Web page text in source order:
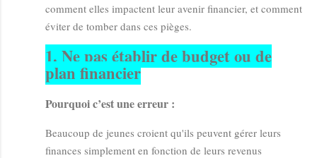
comment elles impactent leur avenir financier, et comment
éviter de tomber dans ces pièges.
1. Ne pas établir de budget ou de
plan financier
Pourquoi c’est une erreur :
Beaucoup de jeunes croient qu'ils peuvent gérer leurs
finances simplement en fonction de leurs revenus